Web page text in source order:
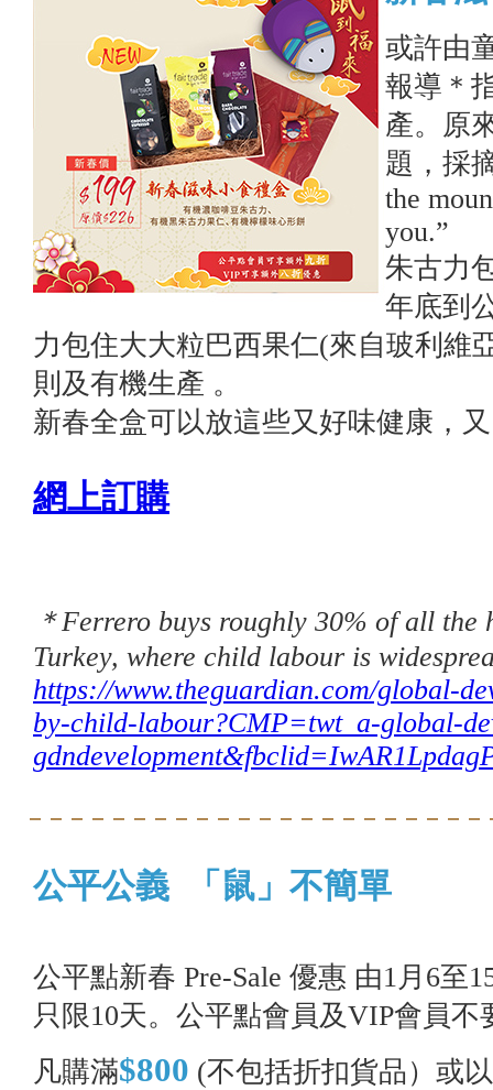
或許由
報導＊
產。原
題，採
the
you.”
朱古力
年底到
力包住大大粒巴西果仁(來自玻利維
則及有機生產 。
新春全盒可以放這些又好味健康，
網上訂購
＊Ferrero buys roughly 30% of all
Turkey, where child labour is
https://www.theguardian.com/global-
by-child-labour?CMP=twt_a-global-
公平公義 「鼠」不簡單
公平點新春 Pre-Sale 優惠 由1月6至
只限10天。公平點會員及VIP會員不
凡購滿$800 (不包括折扣貨品）或